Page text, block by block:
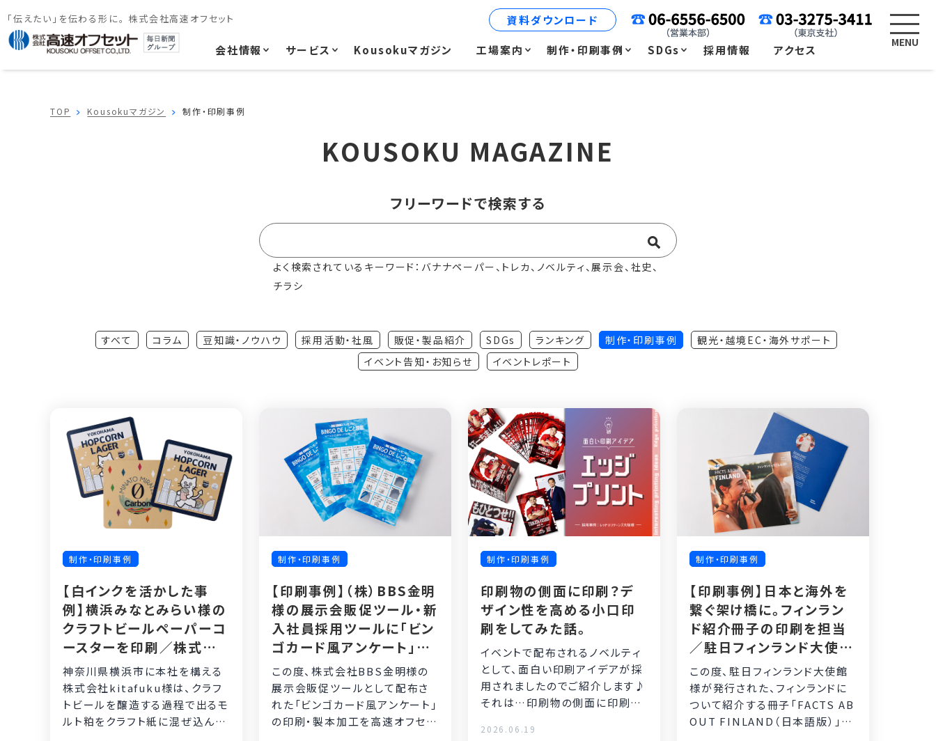
「伝えたい」を伝わる形に。 株式会社高速オフセット
会社情報 サービス Kousokuマガジン 工場案内 制作・印刷事例 SDGs 採用情報 アクセス
資料ダウンロード
TOP Kousokuマガジン 制作・印刷事例
KOUSOKU MAGAZINE
フリーワードで検索する
よく検索されているキーワード：バナナペーパー、トレカ、ノベルティ、展示会、社史、
チラシ
すべて コラム 豆知識・ノウハウ 採用活動・社風 販促・製品紹介 SDGs ランキング 制作・印刷事例
観光・越境EC・海外サポート
イベント告知・お知らせ
イベントレポート
制作・印刷事例
【白インクを活かした事
例】横浜みなとみらい様の
クラフトビールペーパーコ
ースターを印刷／株式会
社kitafuku様
神奈川県横浜市に本社を構える
株式会社kitafuku様は、クラフ
トビールを醸造する過程で出るモ
ルト粕をクラフト紙に混ぜ込んで
制作・印刷事例
【印刷事例】（株）BBS金明
様の展示会販促ツール・新
入社員採用ツールに「ビン
ゴカード風アンケート」を
ご活用いただきました
この度、株式会社BBS金明様の
展示会販促ツールとして配布さ
れた「ビンゴカード風アンケート」
の印刷・製本加工を高速オフセッ
制作・印刷事例
印刷物の側面に印刷？デ
ザイン性を高める小口印
刷をしてみた話。
イベントで配布されるノベルティ
として、面白い印刷アイデアが採
用されましたのでご紹介します♪
それは…印刷物の側面に印刷を
2026.06.19
制作・印刷事例
【印刷事例】日本と海外を
繋ぐ架け橋に。フィンラン
ド紹介冊子の印刷を担当
／駐日フィンランド大使館
様
この度、駐日フィンランド大使館
様が発行された、フィンランドに
ついて紹介する冊子「FACTS AB
OUT FINLAND（日本語版）」の